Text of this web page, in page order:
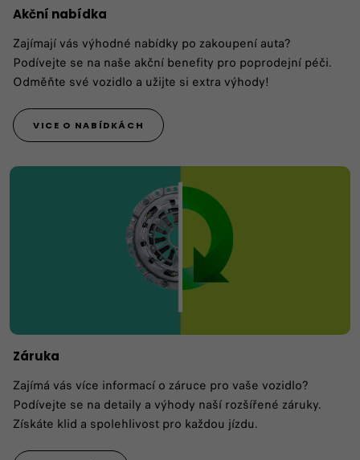
Akční nabídka
Zajímají vás výhodné nabídky po zakoupení auta?
Podívejte se na naše akční benefity pro poprodejní péči.
Odměňte své vozidlo a užijte si extra výhody!
VICE O NABÍDKÁCH
Záruka
Zajímá vás více informací o záruce pro vaše vozidlo?
Podívejte se na detaily a výhody naší rozšířené záruky.
Získáte klid a spolehlivost pro každou jízdu.